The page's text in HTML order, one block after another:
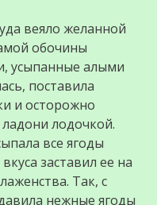
веяло желанной
обочины
усыпанные алыми
поставила
и осторожно
лодочкой.
все ягоды
заставил ее на
Так, с
нежные ягоды